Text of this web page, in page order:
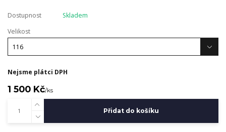
Dostupnost
Skladem
Velikost
Nejsme plátci DPH
1 500 Kč/ks
Přidat do košíku